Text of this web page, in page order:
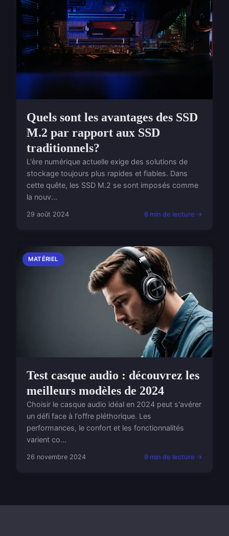
Quels sont les avantages des SSD
M.2 par rapport aux SSD
traditionnels?
L'ère numérique actuelle exige des solutions de
stockage toujours plus rapides et fiables. Dans
cette quête, les SSD M.2 se sont imposés comme
la nouv...
29 août 2024 6 min de lecture →
MATÉRIEL
Test casque audio : découvrez les
meilleurs modèles de 2024
Choisir le casque audio idéal en 2024 peut s'avérer
un défi face à l'offre pléthorique. Les
performances, le confort et les fonctionnalités
varient co...
26 novembre 2024 9 min de lecture →